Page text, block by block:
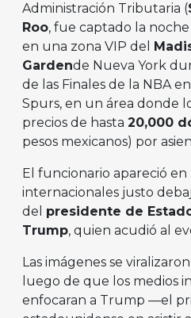
Administración Tributaria (
Roo, fue captado la
en una zona VIP del
Gardende Nueva York
de las Finales de la NBA
Spurs, en un área donde
precios de hasta 20,000
pesos mexicanos) por
El funcionario apareció en
internacionales justo
del presidente de
Trump, quien acudió al
Las imágenes se
luego de que los medios
enfocaran a Trump —el